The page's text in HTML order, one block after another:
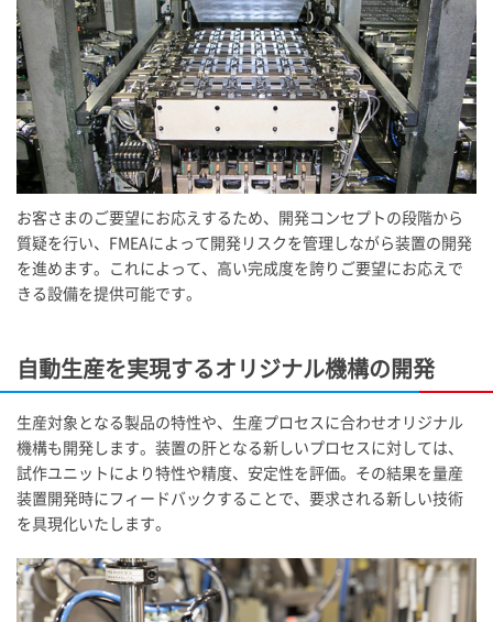
お客さまのご要望にお応えするため、開発コンセプトの段階から
質疑を行い、FMEAによって開発リスクを管理しながら装置の開発
を進めます。これによって、高い完成度を誇りご要望にお応えで
きる設備を提供可能です。
自動生産を実現するオリジナル機構の開発
生産対象となる製品の特性や、生産プロセスに合わせオリジナル
機構も開発します。装置の肝となる新しいプロセスに対しては、
試作ユニットにより特性や精度、安定性を評価。その結果を量産
装置開発時にフィードバックすることで、要求される新しい技術
を具現化いたします。